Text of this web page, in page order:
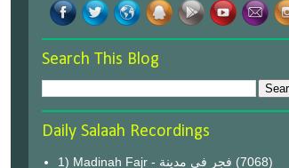
Search This Blog
Daily Salaah Recordings
1) Madinah Fajr - فجر في مدينة (7068)